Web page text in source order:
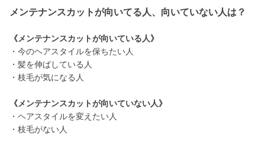
メンテナンスカットが向いてる人、向いていない人は？
《メンテナンスカットが向いている人》
・今のヘアスタイルを保ちたい人
・髪を伸ばしている人
・枝毛が気になる人
《メンテナンスカットが向いていない人》
・ヘアスタイルを変えたい人
・枝毛がない人